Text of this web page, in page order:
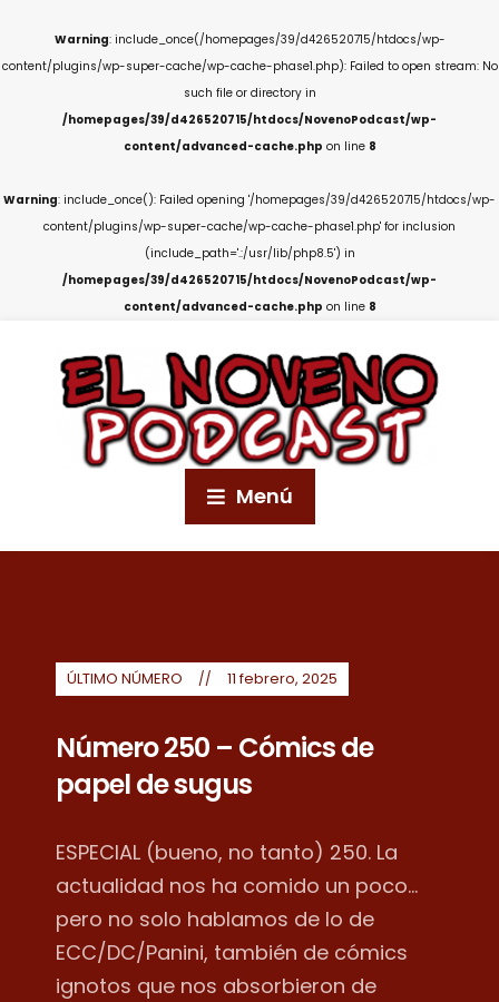
Warning: include_once(/homepages/39/d426520715/htdocs/wp-
content/plugins/wp-super-cache/wp-cache-phase1.php): Failed to open stream: No
such file or directory in
/homepages/39/d426520715/htdocs/NovenoPodcast/wp-
content/advanced-cache.php on line 8
Warning: include_once(): Failed opening '/homepages/39/d426520715/htdocs/wp-
content/plugins/wp-super-cache/wp-cache-phase1.php' for inclusion
(include_path='.:/usr/lib/php8.5') in
/homepages/39/d426520715/htdocs/NovenoPodcast/wp-
content/advanced-cache.php on line 8
Menú
ÚLTIMO NÚMERO 11 febrero, 2025
Número 250 – Cómics de
papel de sugus
ESPECIAL (bueno, no tanto) 250. La
actualidad nos ha comido un poco...
pero no solo hablamos de lo de
ECC/DC/Panini, también de cómics
ignotos que nos absorbieron de